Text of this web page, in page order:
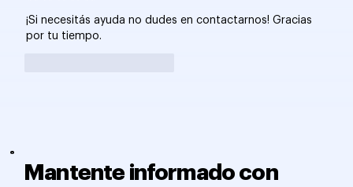
Mantente informado con
¡Si necesitás ayuda no dudes en contactarnos! Gracias
por tu tiempo.